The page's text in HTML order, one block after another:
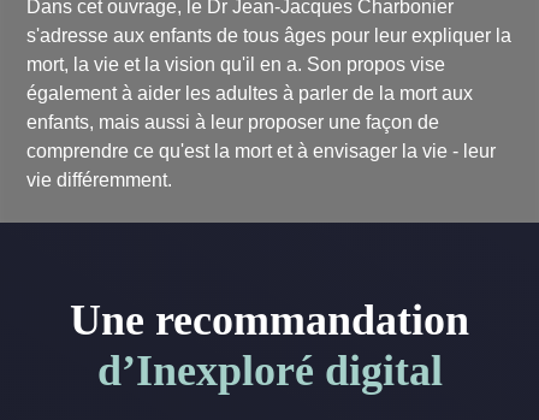
Dans cet ouvrage, le Dr Jean-Jacques Charbonier
s'adresse aux enfants de tous âges pour leur expliquer la
mort, la vie et la vision qu'il en a. Son propos vise
également à aider les adultes à parler de la mort aux
enfants, mais aussi à leur proposer une façon de
comprendre ce qu'est la mort et à envisager la vie - leur
vie différemment.
Une recommandation
d’Inexploré digital